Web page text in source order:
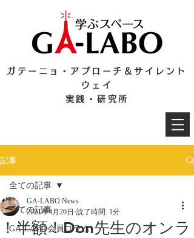
ガテーニョ・アプローチ＆サイレント
ウェイ
実践・研究所
記事
全ての記事
GA-LABO会員コラム
全ての記事
！半額！Don先生のオンラ
GA-LABO News
2021年4月20日 読了時間: 1分